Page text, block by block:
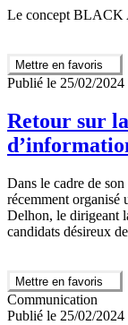
Le concept
Mettre en favoris
Publié le 25/02/2024
Retour sur
Dans le cadre de
récemment
Delhon, le dirigeant
candidats désireux
Mettre en favoris
Communication
Publié le 25/02/2024